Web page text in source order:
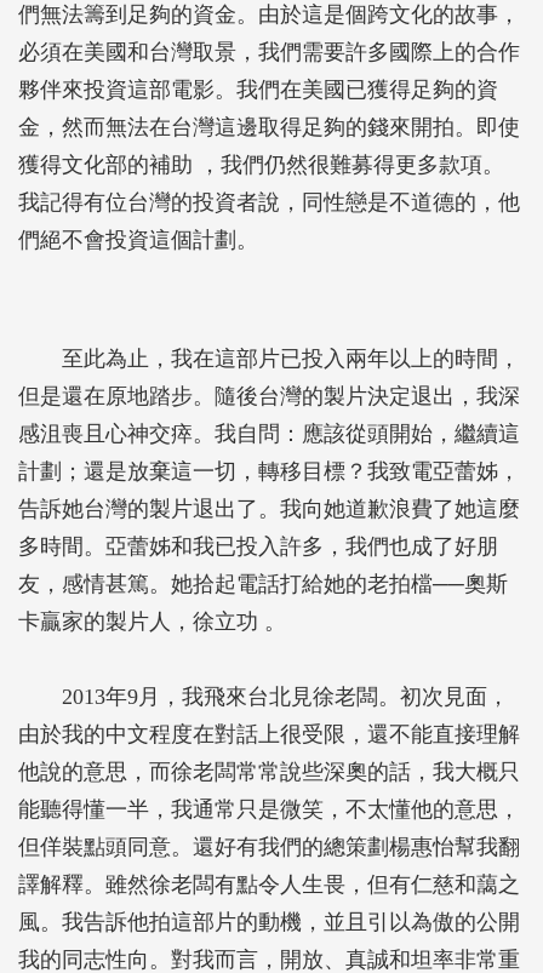
們無法籌到足夠的資金。由於這是個跨文化的故事，
必須在美國和台灣取景，我們需要許多國際上的合作
夥伴來投資這部電影。我們在美國已獲得足夠的資
金，然而無法在台灣這邊取得足夠的錢來開拍。即使
獲得文化部的補助 ，我們仍然很難募得更多款項。
我記得有位台灣的投資者說，同性戀是不道德的，他
們絕不會投資這個計劃。
至此為止，我在這部片已投入兩年以上的時間，
但是還在原地踏步。隨後台灣的製片決定退出，我深
感沮喪且心神交瘁。我自問：應該從頭開始，繼續這
計劃；還是放棄這一切，轉移目標？我致電亞蕾姊，
告訴她台灣的製片退出了。我向她道歉浪費了她這麼
多時間。亞蕾姊和我已投入許多，我們也成了好朋
友，感情甚篤。她拾起電話打給她的老拍檔──奧斯
卡贏家的製片人，徐立功 。
2013年9月，我飛來台北見徐老闆。初次見面，
由於我的中文程度在對話上很受限，還不能直接理解
他說的意思，而徐老闆常常說些深奧的話，我大概只
能聽得懂一半，我通常只是微笑，不太懂他的意思，
但佯裝點頭同意。還好有我們的總策劃楊惠怡幫我翻
譯解釋。雖然徐老闆有點令人生畏，但有仁慈和藹之
風。我告訴他拍這部片的動機，並且引以為傲的公開
我的同志性向。對我而言，開放、真誠和坦率非常重